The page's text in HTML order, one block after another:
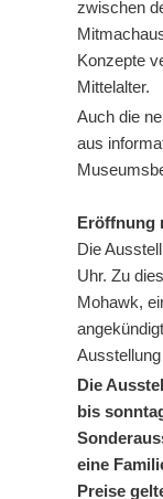
zwischen
Konzepte
Mittelalter.
Auch die
aus
Eröffnung
Die
Uhr. Zu
Mohawk,
Die
bis
eine
Preise